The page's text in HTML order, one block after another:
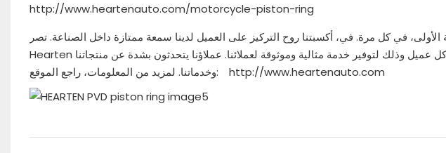
http://www.heartenauto.com/motorcycle-piston-ring
في كل مرة. في، أكسبتنا روح التركيز على العميل لدينا سمعة ممتازة داخل الصناعة. تصر
Hearten على مبدأ "أولوية العميل" وتكرس جهودها لإرضاء كل عميل وذلك لتوفير خدمة مثالية وموثوقة لعملائنا. عملاؤنا يتحدثون بشدة عن منتجاتنا
وخدماتنا. لمزيد من المعلومات، راجع الموقع: http://www.heartenauto.com